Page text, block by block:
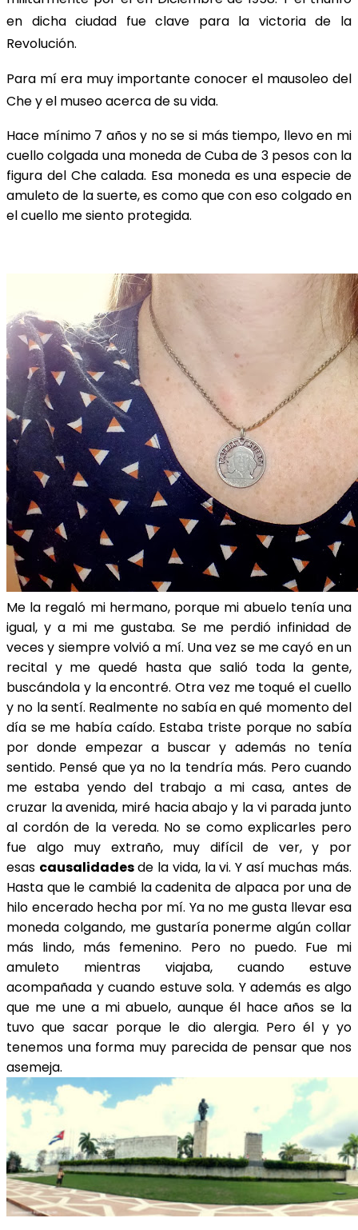
en dicha ciudad fue clave para la victoria de la
Revolución.
Para mí era muy importante conocer el mausoleo del
Che y el museo acerca de su vida.
Hace mínimo 7 años y no se si más tiempo, llevo en mi
cuello colgada una moneda de Cuba de 3 pesos con la
figura del Che calada. Esa moneda es una especie de
amuleto de la suerte, es como que con eso colgado en
el cuello me siento protegida.
Me la regaló mi hermano, porque mi abuelo tenía una
igual, y a mi me gustaba. Se me perdió infinidad de
veces y siempre volvió a mí. Una vez se me cayó en un
recital y me quedé hasta que salió toda la gente,
buscándola y la encontré. Otra vez me toqué el cuello
y no la sentí. Realmente no sabía en qué momento del
día se me había caído. Estaba triste porque no sabía
por donde empezar a buscar y además no tenía
sentido. Pensé que ya no la tendría más. Pero cuando
me estaba yendo del trabajo a mi casa, antes de
cruzar la avenida, miré hacia abajo y la vi parada junto
al cordón de la vereda. No se como explicarles pero
fue algo muy extraño, muy difícil de ver, y por
esas causalidadesde la vida, la vi. Y así muchas más.
Hasta que le cambié la cadenita de alpaca por una de
hilo encerado hecha por mí. Ya no me gusta llevar esa
moneda colgando, me gustaría ponerme algún collar
más lindo, más femenino. Pero no puedo. Fue mi
amuleto mientras viajaba, cuando estuve
acompañada y cuando estuve sola. Y además es algo
que me une a mi abuelo, aunque él hace años se la
tuvo que sacar porque le dio alergia. Pero él y yo
tenemos una forma muy parecida de pensar que nos
asemeja.